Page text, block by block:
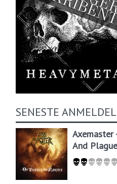
SENESTE
Axemaster
And